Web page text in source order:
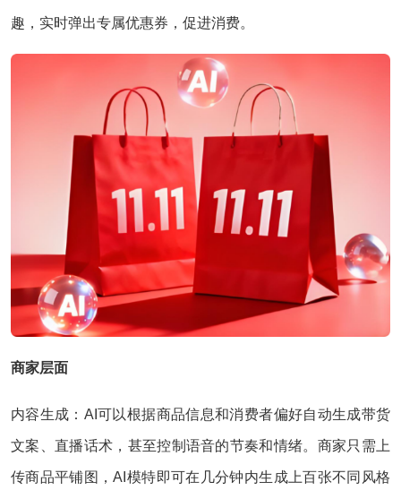
趣，实时弹出专属优惠券，促进消费。
商家层面
内容生成：AI可以根据商品信息和消费者偏好自动生成带货
文案、直播话术，甚至控制语音的节奏和情绪。商家只需上
传商品平铺图，AI模特即可在几分钟内生成上百张不同风格